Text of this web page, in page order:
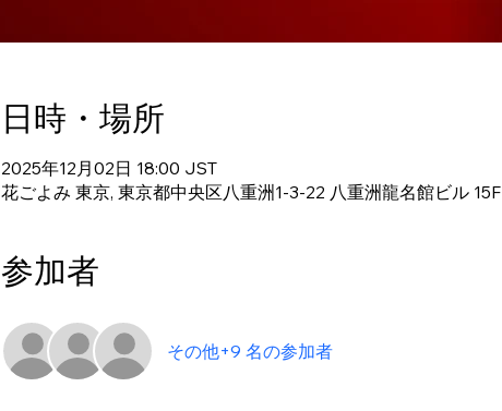
日時・場所
2025年12月02日 18:00 JST
花ごよみ 東京, 東京都中央区八重洲1-3-22 八重洲龍名館ビル 15F
参加者
その他+9 名の参加者